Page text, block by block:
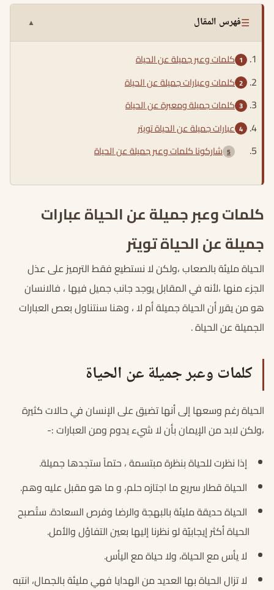
☰فهرس المقال ▲
كلمات وعبر جميلة عن الحياة
كلمات وعبارات جميلة عن الحياة
كلمات جميلة ومعبرة عن الحياة
عبارات جميلة عن الحياة تويتر
شاركونا كلمات وعبر جميلة عن الحياة
كلمات وعبر جميلة عن الحياة عبارات
جميلة عن الحياة تويتر
الحياة مليئة بالصعاب ،ولكن لا نستطيع فقط الترميز على عذل
الجزء منها ،لأنه في المقابل يوجد جانب جميل فيها ، فالانسان
هو من يقرر أن الحياة جميلة أم لا ، وهنا سنتناول بعص العبارات
الجميلة عن الحياة .
كلمات وعبر جميلة عن الحياة
الحياة رغم وسعها إلى أنها تضيق على الإنسان في حالات كثيرة
،ولكن لابد من الإيمان بأن لا شيء يدوم ومن العبارات :-
إذا نظرت للحياة بنظرة مبتسمة ، حتماً ستجدها جميلة.
الحياة قطار سريع ما اجتازه حلم، و ما هو مقبل عليه وهم.
الحياة حديقة مليئة بالبهجة والرضا وفرص السعادة. ستُصبح
الحياة أكثر إيجابيّة لو نظرنا إليها بعين التفاؤل والأمل.
لا يأس مع الحياة، ولا حياة مع اليأس.
لا تزال الحياة بها العديد من الهدايا فهي مليئة بالجمال، انتبه